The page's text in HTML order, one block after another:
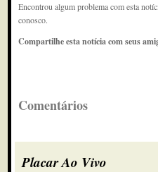
Encontrou algum problema com esta
conosco.
Compartilhe esta notícia com seus
Comentários
Placar Ao Vivo